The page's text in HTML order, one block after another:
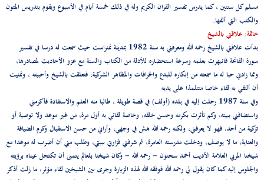
مسلم كل سنتين ، كما يدرس تفسير القران الكريم وله في ذلك خمسة أيام في الأسبوع ويقوم بتدريس المتون
والكتب التي ألفها.
خاتمة: علاقتي بالشيخ
بدأت علاقتي بالشيخ رحمه الله ومعرفتي به سنة 1982 بمدينة تمنراست حيث سمعت له درسا في تفسير
سورة الفاتحة فانبهرت بعلمه وسرعة استحضاره للأدلة من الكتاب والسنة مع عزو الأحاديث لمصادرها،
ومما زادني حبا له ما سمعته من إنكاره للبدع والخرافات والمظاهر الشركية، فتعلقت بالشيخ وأحببته ، وتمنيت
أن ألتقي به لقاء خاصا متتلمذا على يديه
وفي سنة 1987 رحلت إليه في بلده (أولف) في قصة طويلة ، طالبا منه العلم والاستفادة فأكرمني
واستضافني ببيته، وكم تأثرت بكرمه وحسن خلقه، وخاصة لقائي به أول مرة، من غير موعد ولا توصية أو
تزكية من أحد، فهو لا يعرفني، ولكنه رحمه الله هش في وجهي، وأراني من حسن الاستقبال وكرم الضيافة
والعناية، ما لا يوصف، ودخلت مدرسته العامرة، ثم شرفني فزارني ببيتي، وطلب مني أن أضرب له موعدا مع
شيخنا المربي العلامة الأديب أحمد سحنون - رحمه الله - وكان شيخنا بلعالم يتمنى أن تكتحل عيناه برؤيته
والجلوس إليه كما كان يقول لي رحمه الله فوفقه الله لهذه الزيارة وجرى بين الشيخين لقاء مؤثر، ما زلت أذكر